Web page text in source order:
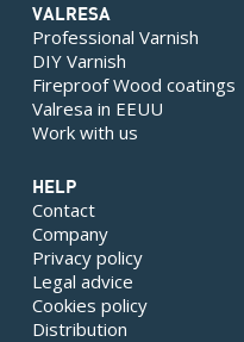
VALRESA
Professional Varnish
DIY Varnish
Fireproof Wood coatings
Valresa in EEUU
Work with us
HELP
Contact
Company
Privacy policy
Legal advice
Cookies policy
Distribution